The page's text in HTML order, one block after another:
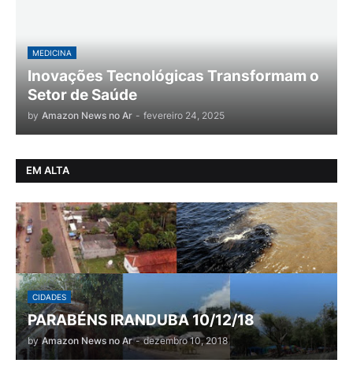
MEDICINA
Inovações Tecnológicas Transformam o
Setor de Saúde
by Amazon News no Ar - fevereiro 24, 2025
EM ALTA
CIDADES
PARABÉNS IRANDUBA 10/12/18
by Amazon News no Ar - dezembro 10, 2018